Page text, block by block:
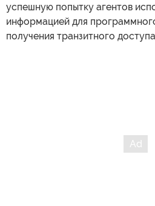
успешную попытку агентов
информацией для
получения транзитного